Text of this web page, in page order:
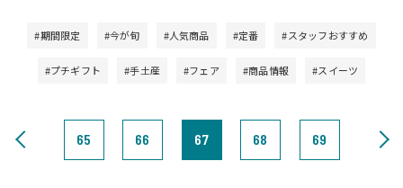
#期間限定 #今が旬 #人気商品 #定番 #スタッフおすすめ
#プチギフト #手土産 #フェア #商品情報 #スイーツ
65 66 67 68 69